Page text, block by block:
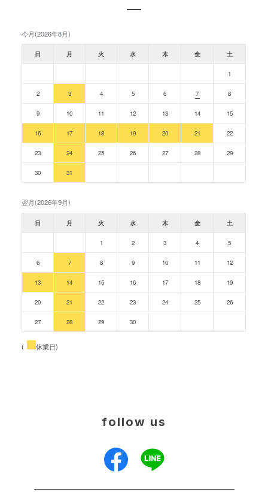
今月(2026年8月)
日 月 火 水 木 金 土
1
2 3 4 5 6 7 8
9 10 11 12 13 14 15
16 17 18 19 20 21 22
23 24 25 26 27 28 29
30 31
翌月(2026年9月)
日 月 火 水 木 金 土
1 2 3 4 5
6 7 8 9 10 11 12
13 14 15 16 17 18 19
20 21 22 23 24 25 26
27 28 29 30
( 休業日)
follow us